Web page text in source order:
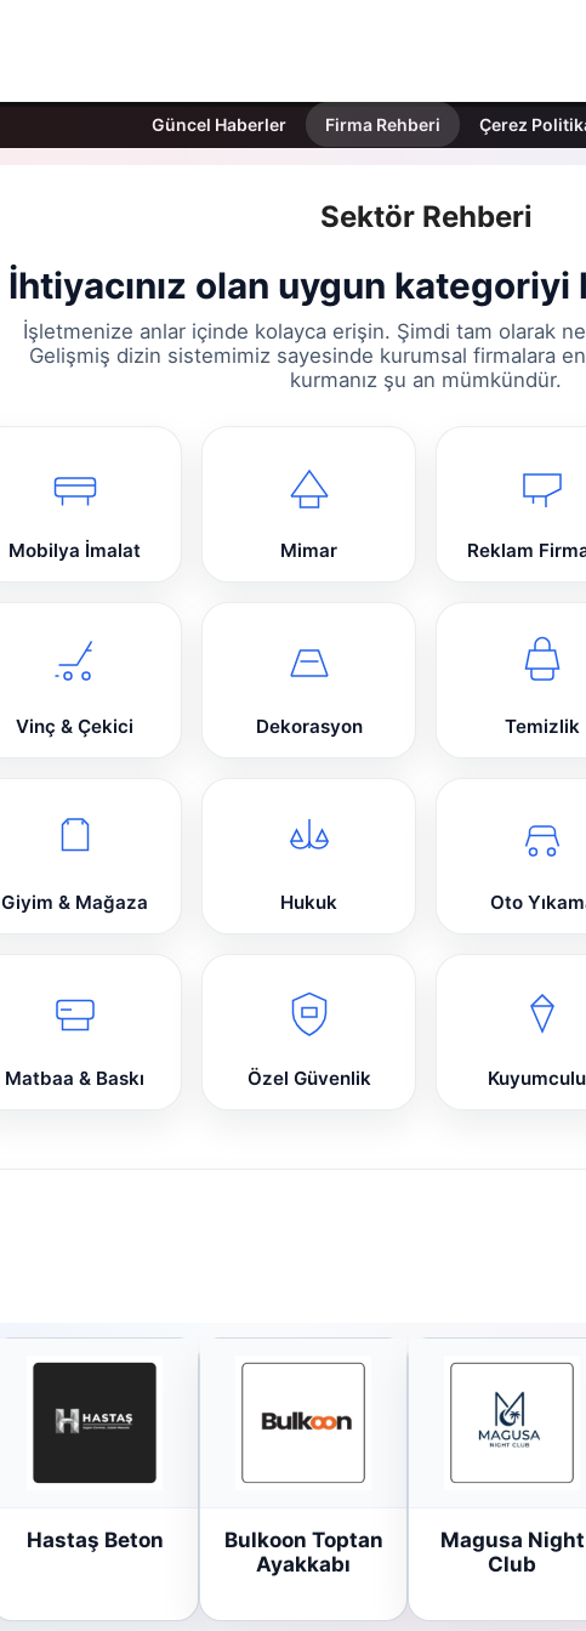
Güncel Haberler Firma Rehberi Çerez
Sektör Rehberi
İhtiyacınız olan uygun kategoriyi
İşletmenize anlar içinde kolayca erişin. Şimdi tam olarak
Gelişmiş dizin sistemimiz sayesinde kurumsal firmalara
kurmanız şu an mümkündür.
Mobilya İmalat Mimar Reklam
Vinç & Çekici Dekorasyon Temizlik
Giyim & Mağaza Hukuk Oto
Matbaa & Baskı Özel Güvenlik
Hastaş Beton
Bulkoon Toptan
Ayakkabı
Magusa Night
Club